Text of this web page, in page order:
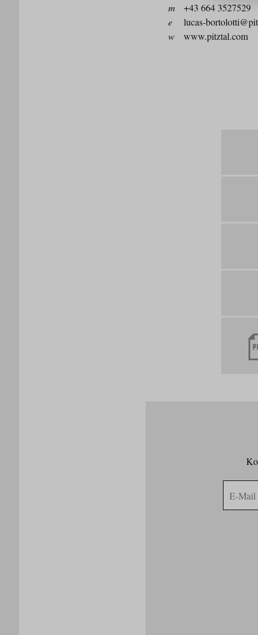
m
+43 664 3527529
e
lucas-
w
www.pitztal.com
Mail